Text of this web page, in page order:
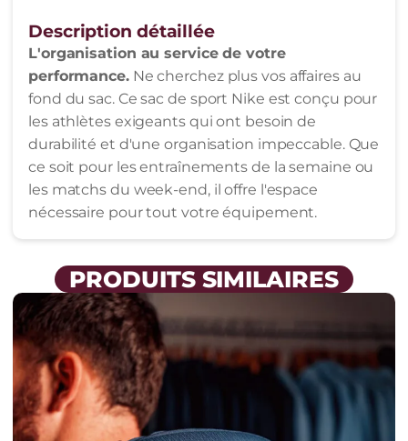
Nike
Compartiment
Fond
Rigide
Description détaillée
L'organisation au service de votre
performance.Ne cherchez plus vos affaires au
fond du sac. Ce sac de sport Nike est conçu pour
les athlètes exigeants qui ont besoin de
durabilité et d'une organisation impeccable. Que
ce soit pour les entraînements de la semaine ou
les matchs du week-end, il offre l'espace
nécessaire pour tout votre équipement.
PRODUITS SIMILAIRES